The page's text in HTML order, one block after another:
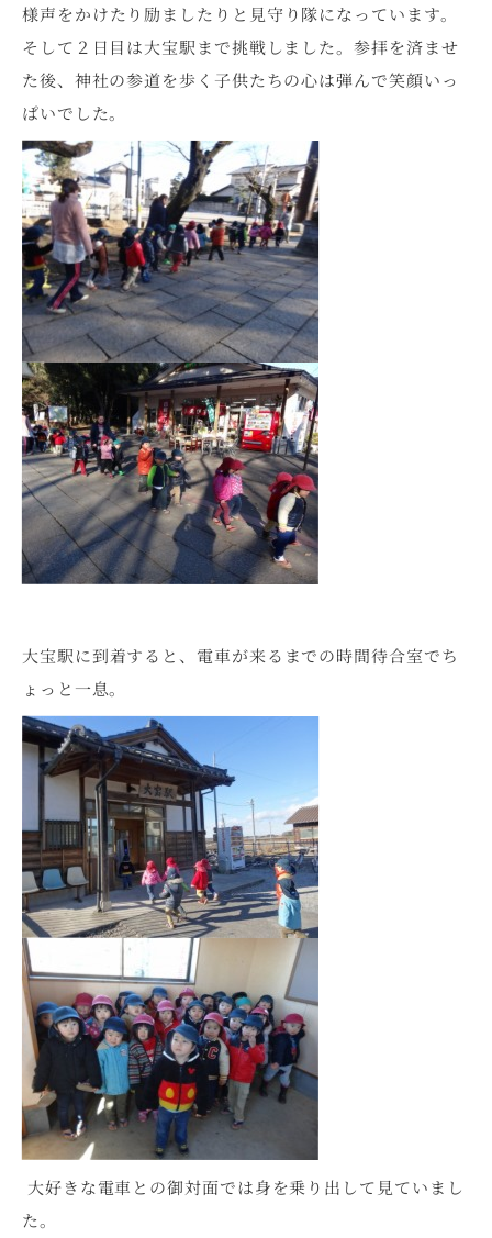
様声をかけたり励ましたりと見守り隊になっています。
そして２日目は大宝駅まで挑戦しました。参拝を済ませ
た後、神社の参道を歩く子供たちの心は弾んで笑顔いっ
ぱいでした。
大宝駅に到着すると、電車が来るまでの時間待合室でち
ょっと一息。
大好きな電車との御対面では身を乗り出して見ていまし
た。